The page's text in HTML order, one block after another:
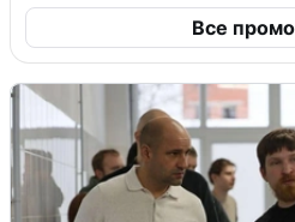
Все